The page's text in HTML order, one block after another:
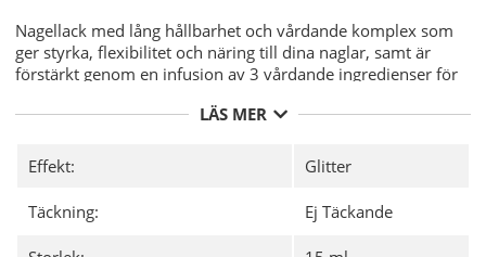
Nagellack med lång hållbarhet och vårdande komplex som
ger styrka, flexibilitet och näring till dina naglar, samt är
förstärkt genom en infusion av 3 vårdande ingredienser för
Keratin.
Varför CND Vinylux?
LÄS MER
Effekt: Glitter
Täckning: Ej Täckande